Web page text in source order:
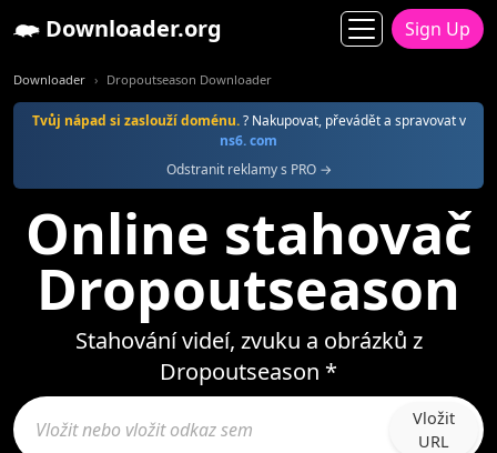
Downloader.org Sign Up
Downloader Dropoutseason Downloader
Tvůj nápad si zaslouží doménu.? Nakupovat, převádět a spravovat v
ns6. com
Odstranit reklamy s PRO →
Online stahovač
Dropoutseason
Stahování videí, zvuku a obrázků z
Dropoutseason *
Vložit
URL